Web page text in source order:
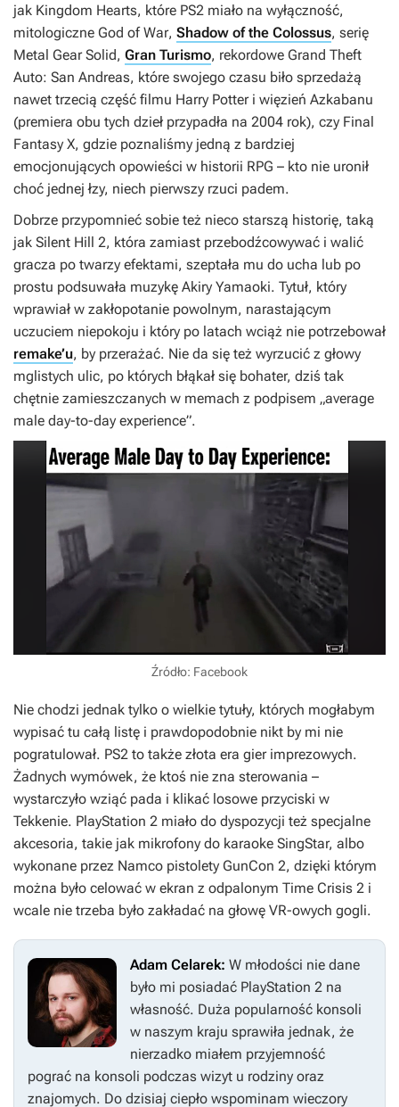
jak Kingdom Hearts, które PS2 miało na wyłączność,
mitologiczne God of War, Shadow of the Colossus, serię
Metal Gear Solid, Gran Turismo, rekordowe Grand Theft
Auto: San Andreas, które swojego czasu biło sprzedażą
nawet trzecią część filmu Harry Potter i więzień Azkabanu
(premiera obu tych dzieł przypadła na 2004 rok), czy Final
Fantasy X, gdzie poznaliśmy jedną z bardziej
emocjonujących opowieści w historii RPG – kto nie uronił
choć jednej łzy, niech pierwszy rzuci padem.
Dobrze przypomnieć sobie też nieco starszą historię, taką
jak Silent Hill 2, która zamiast przebodźcowywać i walić
gracza po twarzy efektami, szeptała mu do ucha lub po
prostu podsuwała muzykę Akiry Yamaoki. Tytuł, który
wprawiał w zakłopotanie powolnym, narastającym
uczuciem niepokoju i który po latach wciąż nie potrzebował
remake’u, by przerażać. Nie da się też wyrzucić z głowy
mglistych ulic, po których błąkał się bohater, dziś tak
chętnie zamieszczanych w memach z podpisem „average
male day-to-day experience”.
Źródło: Facebook
Nie chodzi jednak tylko o wielkie tytuły, których mogłabym
wypisać tu całą listę i prawdopodobnie nikt by mi nie
pogratulował. PS2 to także złota era gier imprezowych.
Żadnych wymówek, że ktoś nie zna sterowania –
wystarczyło wziąć pada i klikać losowe przyciski w
Tekkenie. PlayStation 2 miało do dyspozycji też specjalne
akcesoria, takie jak mikrofony do karaoke SingStar, albo
wykonane przez Namco pistolety GunCon 2, dzięki którym
można było celować w ekran z odpalonym Time Crisis 2 i
wcale nie trzeba było zakładać na głowę VR-owych gogli.
Adam Celarek: W młodości nie dane
było mi posiadać PlayStation 2 na
własność. Duża popularność konsoli
w naszym kraju sprawiła jednak, że
nierzadko miałem przyjemność
pograć na konsoli podczas wizyt u rodziny oraz
znajomych. Do dzisiaj ciepło wspominam wieczory